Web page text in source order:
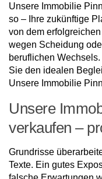
Unsere Immobilie
so – Ihre zukünftige
von dem
wegen Scheidung
beruflichen
Sie den idealen
Unsere Immobilie
Unsere
verkaufen –
Grundrisse
Texte. Ein gutes